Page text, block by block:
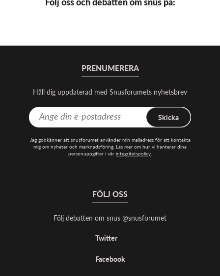
PRENUMERERA
Håll dig uppdaterad med Snusforumets nyhetsbrev
Skicka
Jag godkänner att snusforumet använder min mailadress för att kontakta
mig om nyheter och marknadsföring. Läs mer om hur vi hanterar dina
personuppgifter i vår integritetspolicy.
FÖLJ OSS
Följ debatten om snus @snusforumet
Twitter
Facebook